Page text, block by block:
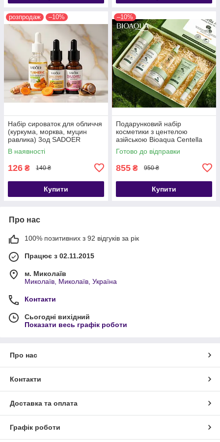
розпродаж –10%
Набір сироваток для обличчя
(куркума, морква, муцин
равлика) 3од SADOER
В наявності
126 ₴ 140 ₴
Купити
–10%
Подарунковий набір
косметики з центелою
азійською Bioaqua Centella
Asiatica Soothing Repair Six-
piece Suit
Готово до відправки
855 ₴ 950 ₴
Купити
Про нас
100% позитивних з 92 відгуків за рік
Працює з 02.11.2015
м. Миколаїв
Миколаїв, Миколаїв, Україна
Контакти
Сьогодні вихідний
Показати весь графік роботи
Про нас
Контакти
Доставка та оплата
Графік роботи